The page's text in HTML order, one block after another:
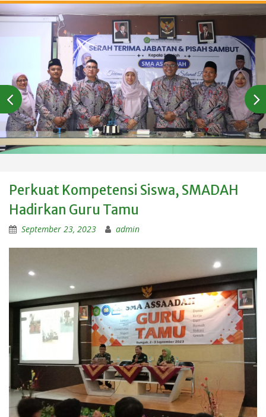
Perkuat Kompetensi Siswa, SMADAH
Hadirkan Guru Tamu
September 23, 2023 admin